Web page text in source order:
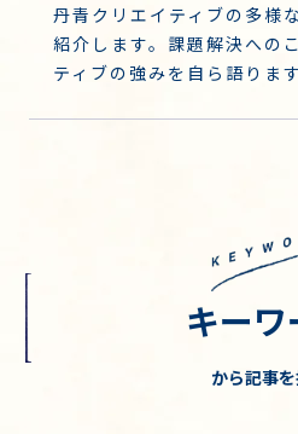
丹青クリエイティブの多様
紹介します。課題解決への
ティブの強みを自ら語ります
キーワ
から記事